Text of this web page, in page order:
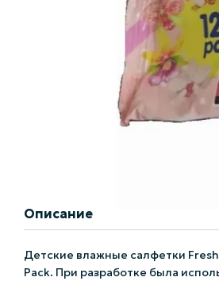
Описание
Детские влажные салфетки
Pack. При разработке была